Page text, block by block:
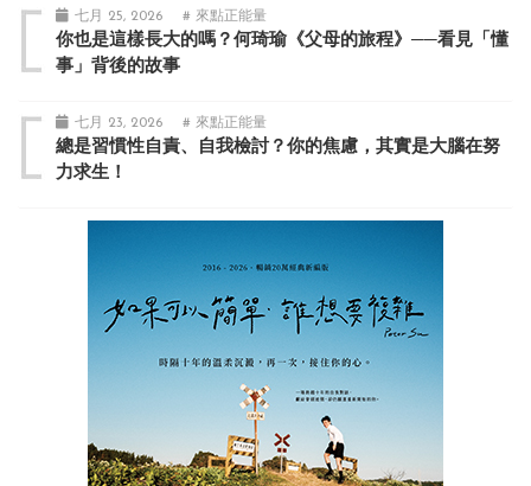
七月 25, 2026 # 來點正能量
你也是這樣長大的嗎？何琦瑜《父母的旅程》──看見「懂
事」背後的故事
七月 23, 2026 # 來點正能量
總是習慣性自責、自我檢討？你的焦慮，其實是大腦在努
力求生！